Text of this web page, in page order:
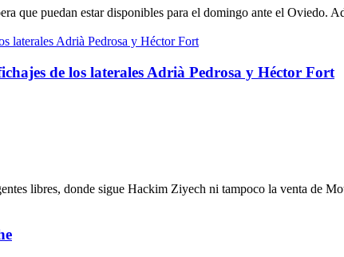
que puedan estar disponibles para el domingo ante el Oviedo.
de los laterales Adrià Pedrosa y Héctor Fort
libres, donde sigue Hackim Ziyech ni tampoco la venta de